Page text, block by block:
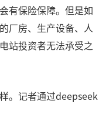
有保险保障。但是如
厂房、生产设备、人
站投资者无法承受之
。记者通过deepseek